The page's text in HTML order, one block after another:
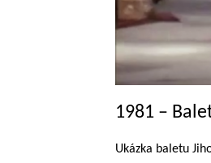
1981 –
Ukázka baletu